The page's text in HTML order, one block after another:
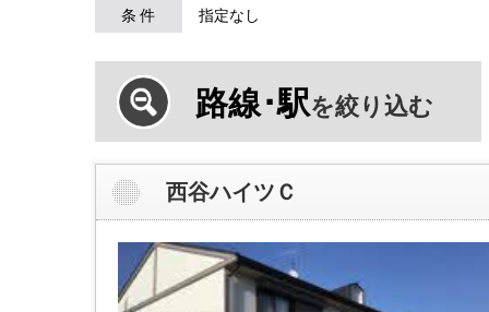
条 件 指定なし
路線･駅を絞り込む
西谷ハイツＣ